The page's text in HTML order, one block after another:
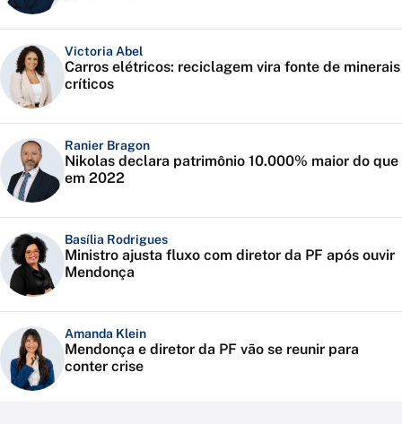
Victoria Abel
Carros elétricos: reciclagem vira fonte de minerais
críticos
Ranier Bragon
Nikolas declara patrimônio 10.000% maior do que
em 2022
Basília Rodrigues
Ministro ajusta fluxo com diretor da PF após ouvir
Mendonça
Amanda Klein
Mendonça e diretor da PF vão se reunir para
conter crise